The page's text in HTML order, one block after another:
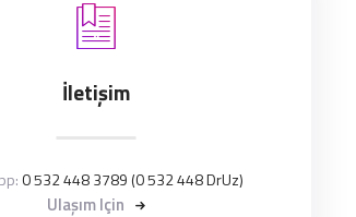
İletişim
0 532 448 3789 (0 532 448 DrUz)
Ulaşım Için